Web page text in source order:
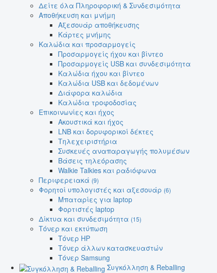
Δείτε όλα Πληροφορική & Συνδεσιμότητα
Αποθήκευση και μνήμη
Αξεσουάρ αποθήκευσης
Κάρτες μνήμης
Καλώδια και προσαρμογείς
Προσαρμογείς ήχου και βίντεο
Προσαρμογείς USB και συνδεσιμότητα
Καλώδια ήχου και βίντεο
Καλώδια USB και δεδομένων
Διάφορα καλώδια
Καλώδια τροφοδοσίας
Επικοινωνίες και ήχος
Ακουστικά και ήχος
LNB και δορυφορικοί δέκτες
Τηλεχειριστήρια
Συσκευές αναπαραγωγής πολυμέσων
Βάσεις τηλεόρασης
Walkie Talkies και ραδιόφωνα
Περιφερειακά (9)
Φορητοί υπολογιστές και αξεσουάρ (6)
Μπαταρίες για laptop
Φορτιστές laptop
Δίκτυα και συνδεσιμότητα (15)
Τόνερ και εκτύπωση
Τόνερ HP
Τόνερ άλλων κατασκευαστών
Τόνερ Samsung
Συγκόλληση & Reballing